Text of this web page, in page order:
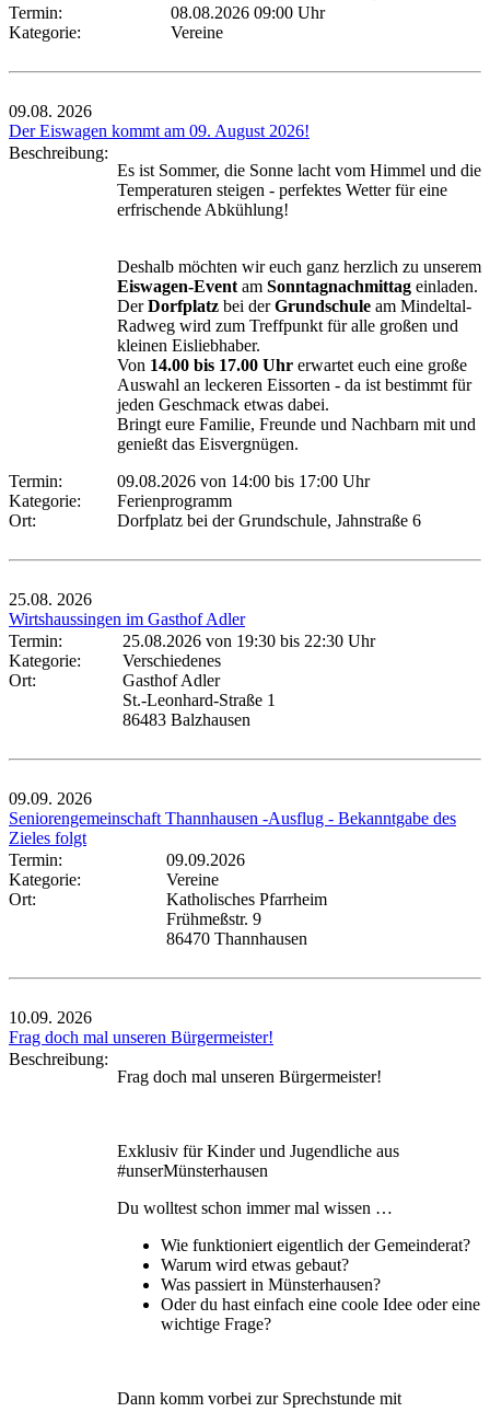
Termin:
08.08.2026 09:00 Uhr
Kategorie:
Vereine
09.08. 2026
Der Eiswagen kommt am 09. August 2026!
Beschreibung:
Es ist Sommer, die Sonne lacht vom Himmel und die
Temperaturen steigen - perfektes Wetter für eine
erfrischende Abkühlung!
Deshalb möchten wir euch ganz herzlich zu unserem
Eiswagen-Event am Sonntagnachmittag einladen.
DerDorfplatz bei derGrundschule am Mindeltal-
Radweg wird zum Treffpunkt für alle großen und
kleinen Eisliebhaber.
Von 14.00 bis 17.00 Uhr erwartet euch eine große
Auswahl an leckeren Eissorten - da ist bestimmt für
jeden Geschmack etwas dabei.
Bringt eure Familie, Freunde und Nachbarn mit und
genießt das Eisvergnügen.
Termin:
09.08.2026 von 14:00 bis 17:00 Uhr
Kategorie:
Ferienprogramm
Ort:
Dorfplatz bei der Grundschule, Jahnstraße 6
25.08. 2026
Wirtshaussingen im Gasthof Adler
Termin:
25.08.2026 von 19:30 bis 22:30 Uhr
Kategorie:
Verschiedenes
Ort:
Gasthof Adler
St.-Leonhard-Straße 1
86483 Balzhausen
09.09. 2026
Seniorengemeinschaft Thannhausen -Ausflug - Bekanntgabe des
Zieles folgt
Termin:
09.09.2026
Kategorie:
Vereine
Ort:
Katholisches Pfarrheim
Frühmeßstr. 9
86470 Thannhausen
10.09. 2026
Frag doch mal unseren Bürgermeister!
Beschreibung:
Frag doch mal unseren Bürgermeister!
Exklusiv für Kinder und Jugendliche aus
#unserMünsterhausen
Du wolltest schon immer mal wissen …
Wie funktioniert eigentlich der Gemeinderat?
Warum wird etwas gebaut?
Was passiert in Münsterhausen?
Oder du hast einfach eine coole Idee oder eine
wichtige Frage?
Dann komm vorbei zur Sprechstunde mit